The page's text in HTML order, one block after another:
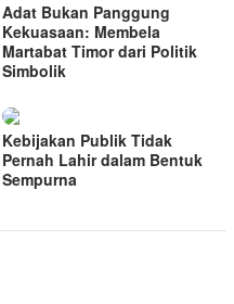
Adat Bukan Panggung
Kekuasaan: Membela
Martabat Timor dari Politik
Simbolik
Kebijakan Publik Tidak
Pernah Lahir dalam Bentuk
Sempurna